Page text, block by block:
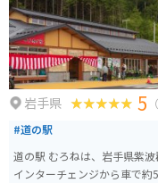
岩手県 5
#道の駅
道の駅 むろねは、岩手県紫
インターチェンジから車で約5